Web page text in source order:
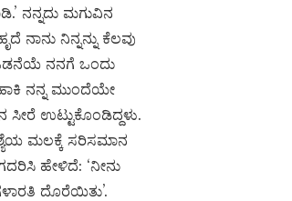
ನನ್ನದು ಮಗುವಿನ
ನಾನು ನಿನ್ನನ್ನು ಕೆಲವು
ಒಡನೆಯೆ ನನಗೆ ಒಂದು
ನನ್ನ ಮುಂದೆಯೇ
ಸೀರೆ ಉಟ್ಟುಕೊಂಡಿದ್ದಳು.
ಮಲಕ್ಕೆ ಸರಿಸಮಾನ
ಹೇಳಿದೆ: ‘ನೀನು
ದೊರೆಯಿತು’.